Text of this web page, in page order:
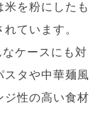
を粉にしたも
ています。
ケースにも対
スタや中華麺風
ジ性の高い食材